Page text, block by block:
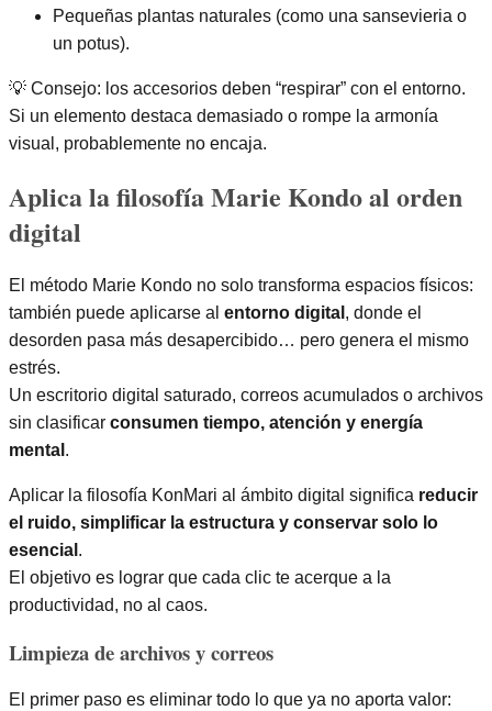
Pequeñas plantas naturales (como una sansevieria o
un potus).
💡 Consejo: los accesorios deben “respirar” con el entorno.
Si un elemento destaca demasiado o rompe la armonía
visual, probablemente no encaja.
Aplica la filosofía Marie Kondo al orden
digital
El método Marie Kondo no solo transforma espacios físicos:
también puede aplicarse al entorno digital , donde el
desorden pasa más desapercibido… pero genera el mismo
estrés.
Un escritorio digital saturado, correos acumulados o archivos
sin clasificar consumen tiempo, atención y energía
mental .
Aplicar la filosofía KonMari al ámbito digital significa reducir
el ruido, simplificar la estructura y conservar solo lo
esencial .
El objetivo es lograr que cada clic te acerque a la
productividad, no al caos.
Limpieza de archivos y correos
El primer paso es eliminar todo lo que ya no aporta valor: